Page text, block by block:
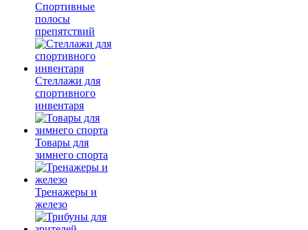
Спортивные
полосы
препятствий
Стеллажи для
спортивного
инвентаря
Товары для
зимнего спорта
Тренажеры и
железо